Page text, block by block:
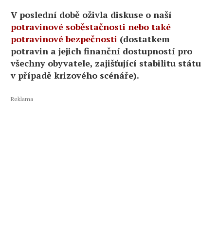
V poslední době oživla diskuse o naší
potravinové soběstačnosti nebo také
potravinové bezpečnosti (dostatkem
potravin a jejich finanční dostupností pro
všechny obyvatele, zajišťující stabilitu státu
v případě krizového scénáře).
Reklama